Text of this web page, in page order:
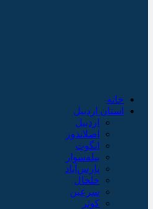
خانه
استان اردبیل
اردبیل
اصلاندوز
انگوت
بیله‌سوار
پارس‌آباد
خلخال
سرعین
کوثر